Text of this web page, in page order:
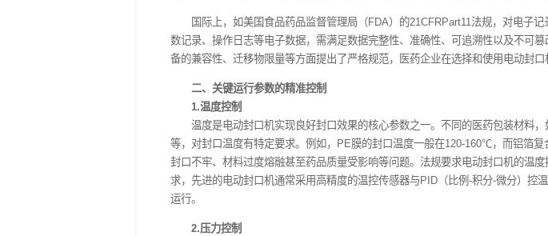
一、法规与标准的严格遵循
医药包装行业受到一系列国内外法规与标准的严格约束。
染、变质，封口作为包装的关键环节，需具备良好的密封性和
毒、耐腐蚀，不会对药品包装材料产生污染；设备运行过程中
国际上，如美国食品药品监督管理局（FDA）的
备的兼容性、迁移物限量等方面提出了严格规范，医药企业在